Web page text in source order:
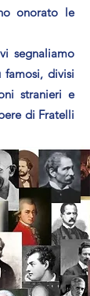
onorato le
segnaliamo
divisi
stranieri e
di Fratelli